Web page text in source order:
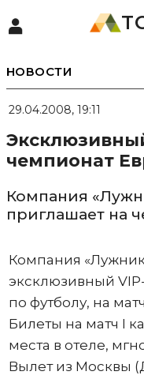
НОВОСТИ
29.04.2008, 19:11
чемпионат
Компания
приглашает на
Компания
эксклюзивный
по футболу, на
Билеты на матч I
места в отеле,
Вылет из Москвы